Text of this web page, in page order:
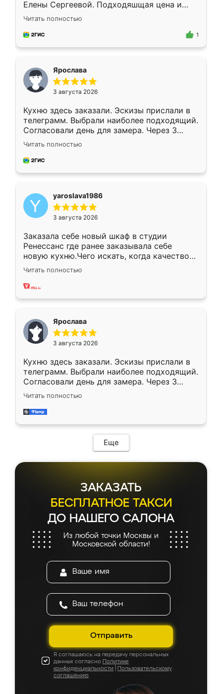
Елены Сергеевой. Подходяшщая цена и
короткие сроки изготовления. Приехавший
для замера сотрудник Владислав
предложил по моему эскизу самый
Читать полностью
1
Ярослава
3 августа 2026
Кухню здесь заказали. Эскизы прислали в
телеграмм. Выбрали наиболее подходящий.
Согласовали день для замера. Через 3
недели кухня была уже готова. Остались
довольны работой. Спасибо Ренессанс
мебель за качественную работу!
Читать полностью
yaroslava1986
3 августа 2026
Заказала себе новый шкаф в студии
Ренессанс где ранее заказывала себе
новую кухню.Чего искать, когда качеством
вполне довольна. Служит кухня уже почти
два года, нареканий нет.
Читать полностью
Ярослава
3 августа 2026
Кухню здесь заказали. Эскизы прислали в
телеграмм. Выбрали наиболее подходящий.
Согласовали день для замера. Через 3
недели кухня была уже готова. Остались
довольны работой. Спасибо Ренессанс
мебель за качественную работу!
Читать полностью
Еще
ЗАКАЗАТЬ
БЕСПЛАТНОЕ ТАКСИ
ДО НАШЕГО САЛОНА
Из любой точки Москвы и
Московской области!
Отправить
Я соглашаюсь на передачу персональных
данных согласно Политике
конфиденциальности
Пользовательскому
соглашению